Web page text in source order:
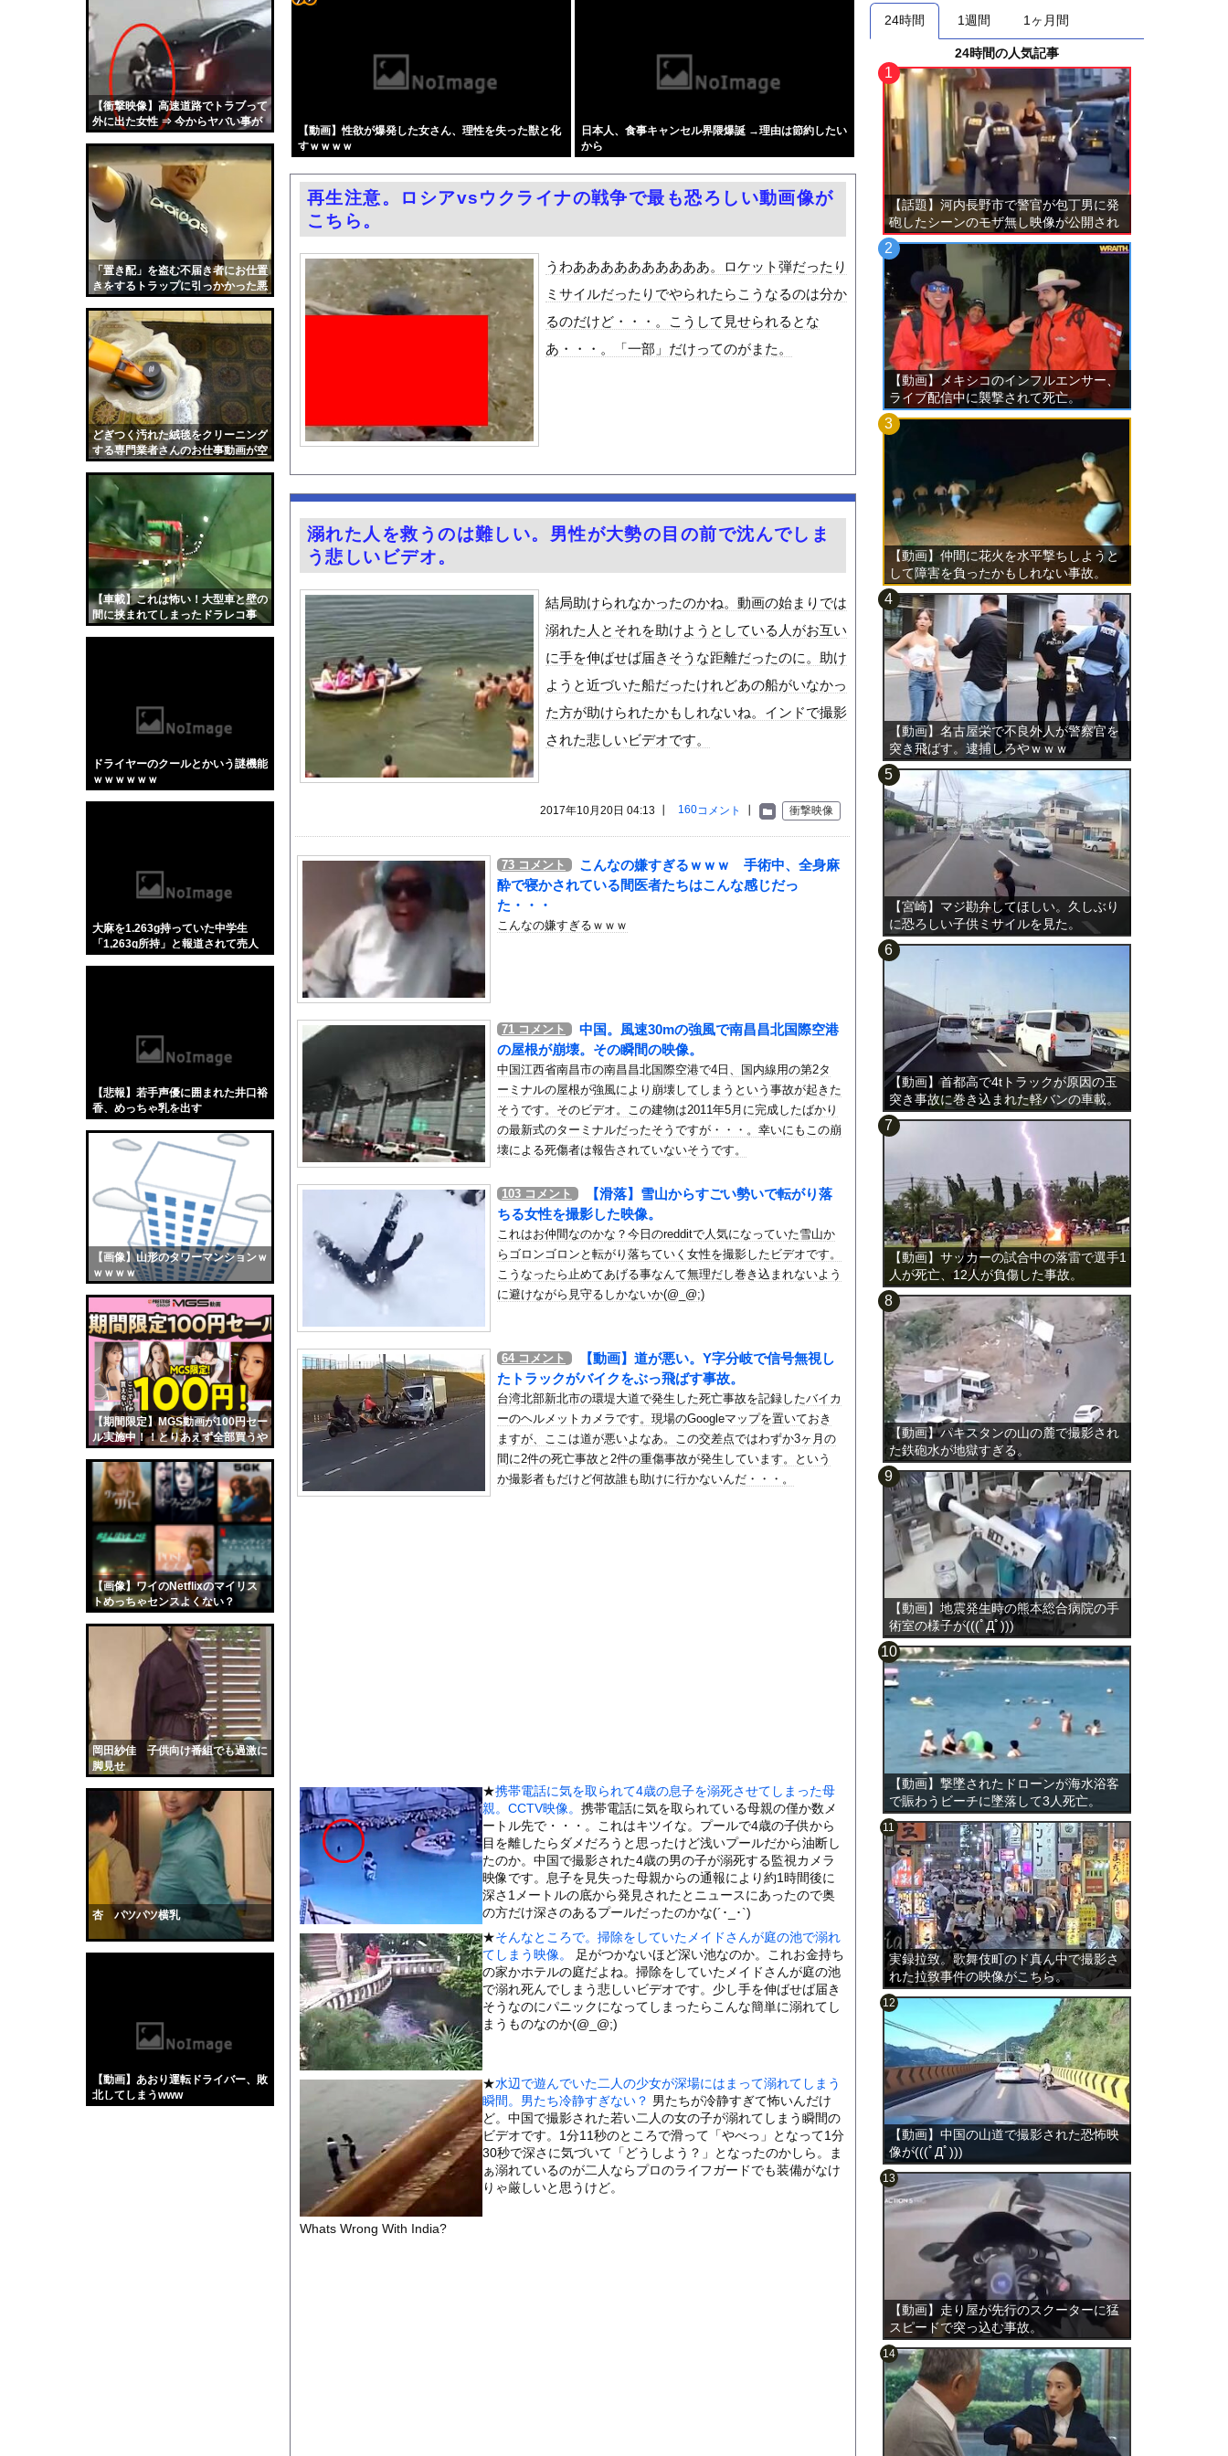
【衝撃映像】高速道路でトラブって
外に出た女性 ⇒ 今からヤバい事が
「置き配」を盗む不届き者にお仕置
きをするトラップに引っかかった悪
どぎつく汚れた絨毯をクリーニング
する専門業者さんのお仕事動画が空
【車載】これは怖い！大型車と壁の
間に挟まれてしまったドラレコ事
ドライヤーのクールとかいう謎機能
ｗｗｗｗｗｗ
大麻を1.263g持っていた中学生
「1,263g所持」と報道されて売人
【悲報】若手声優に囲まれた井口裕
香、めっちゃ乳を出す
【画像】山形のタワーマンションｗ
ｗｗｗｗ
【期間限定】MGS動画が100円セー
ル実施中！！とりあえず全部買うや
【画像】ワイのNetflixのマイリス
トめっちゃセンスよくない？
岡田紗佳 子供向け番組でも過激に
脚見せ
杏 パツパツ横乳
【動画】あおり運転ドライバー、敗
北してしまうwww
米国、韓国防衛に核持ち出すか…中ロに備え「短距離戦術核」を検討！
【熊本地震】毎日新聞の記者「死傷者の情報を教えて！」 → 企業「個人情報は控えます！...
【動画】広島記念公園を追い出された左翼さん、流石にキモすぎて炎上
嫁がいる前で半ケツ見せて不倫を誘う保育士の永野紬さん
【速報】巨人、高梨、不倫…
れいわ新選組の新党名は「いのちの党」 旧グッズ半額で販売 どうなる秘書給与疑惑
エロ漫画『ムラムラOLさんは飛行機の中でも性欲を満たしたい』をrawやhitomiを...
【動画】若手女優「兄とセ○クスシーンするんですか？分かりました…」
渡邊渚さん「私がPTSDと診断された当時、世間はまだPTSDという言葉は浸透されてい...
職場の人妻と不倫をして、ついに、、、
中国「台風接近！」台風13号「三峡直撃予測」中国「上流大洪水！（三峡上流」中国都市「...
韓国国会、サッカー前代表監督を追及「なぜ負けたのか」
日本旅行キャンセルすべきか…1万年ぶり史上最大級の火山の兆し＝韓国の反応
うちのネコが目の前にいた。私が上に物を投げるフリをする → 猫はこうなります…
政府「増税」敵「増税すんな！増税メガネ！」→政府「減税」敵「減税すんな！社会保障どう...
【画像】BOMBの表紙が甲斐キャノン！
結局さ、車のエンジンってどこにあるのが正解なんだよ！
古旗笑佳アナ 巨乳、横乳！！【GIF動画あり】
【緊急】つけ麺WWWWWWWWWWWWWWWWWWWWWW
【悲報】「果糖」が「がん転移」を促すと判明
一般人を遥かに超えた最高のIcupを持つ超一般人がAVデビュー！！
熊本地震で居酒屋から温泉が湧き出るｗｗｗｗｗ
【昆虫食】食用コオロギビジネスで破産したグリラス社長 みんなにコオロギ食を広める為に...
『Re：ゼロから始める異世界生活』60話感想 氷上のバトル！レグルスの権能とは！
【画像】キス釣りするんや
【Xの車窓から】オービスかと思ったら野生の炊飯器で草 ほか
【ポロリ悲話】ネットで拡散してるおっぱいポロリ動画、何故か叩かれる・・・
【衝撃】「かわいい虫」ランキング、ついに発表される
ジャンポケ斎藤と代理人のやりとり、「地獄すぎて完全にコントになってる……」と衝撃を受...
息子が、何をやらせても平均以上にいけない。何の期待も楽しみもない子育てがしんどくて....
【驚愕】最近の美女が凄すぎるｗｗｗｗ「結婚すべき女の特徴」がこちら…
まんがタイムきらら2026年9月号が発売、「好都合セミフレンド」は次回で最終回に
【セ順位】虎=兎-====//====燕星===竜=鯉【8/7】他
海外「全部日本の真似だったのか…」 日本の普通のテレビ番組が最新SNSの数十年先を行...
【倉庫型陳列】熊本地震でコストコの商品落下「重く受け止めております」地震大国で「高積...
石破茂前総理「ウクライナが核放棄しなければロシア侵攻しなかった」！
【巨人】橋上監督代行「フォークをいいところに決められた」２安打完封負けのヤクルト奥川...
【スパロボ】インパクトやアルファ外伝くらいのバランス求む！！ → インパクトも最終的...
影山優佳「胸はできるだけ大きく見せたい」
ペレスとキャデラックF1の契約は2026年の1年のみ、2027年に向けてウィリアムズ...
【GIF動画】 宮城の可愛すぎるチアさん、甲子園で発見される
女性「レイプされました」検事「嘘では？」女性「傷ついたので訴えます」
？？？「ゲーム実況なんて誰でもできる」わい「ほーん」
【画像】おまえらくんの机がこの女の子の椅子にされてたらｗｗｗ
【画像】この女優さん、可愛すぎる
海外「日本よ、お前がナンバーワンだ」 熊本地震直後の日本の対応のスピードに世界が衝撃
勇気を出して白人美女にチン凸したアジア人短小男
、爆笑されてしまうｗｗｗ
10年もの間浮気してた嫁。まさかと思い長男のDNA鑑定をするがいいな？と問うと、元嫁...
ウクライナ侵攻以降、ロシア軍兵士のHIV感染が2000％急増…ウクライナメディア！
【配信者】「金バエ」のSNS更新が1週間途絶え、様々な憶測が飛び交う。1週間ぶりの投...
【画像】女の子「危機管理フォーーーーム！！！」
コロナ禍を的中させた霊能者が見た2026年の予言 —— 渡航制限からUFO公開、イン...
【画像】小倉ゆうか(27)さん、7年ぶり『FRIDAY』表紙で神ボディ大解放
全く泳げない人がウォータースライダーをやるとこうなる
【動画】サーフィンでチューブライディング、チューブの中からの映像が凄い
【黒歴史】こういう昔の大学ヤリサーの流出エロ動画（顔出し）が一番抜ける
韓国人「安貞桓が韓国代表に激怒！『惨憺たる結果、徹底的な刷新が必要だ』と監督や協会を...
ケンタッキーとか言う唐揚げ屋ｗｗｗｗｗ
【画像】このAVが性癖ブッ刺さりで精子ドクドク作られるわｗｗｗｗ
【悲報】味噌ラーメンで行列、出来ない
【中国】男の子が爆竹に点火 マンホールが爆発しふた吹き飛ぶ
【画像】伊藤舞雪とかいうＡＶ女優ｗｗｗｗｗｗｗｗｗｗw
【緊急】肛門にスティックのり入れたけど出てこないの！！
【動画】よく助けられたな。岐阜の川で外国人が溺れてしまう事故。
Powered by livedoor 相互RSS
1000mg
【動画】性欲が爆発した女さん、理性を失った獣と化
すｗｗｗｗ
日本人、食事キャンセル界隈爆誕 →理由は節約したい
から
自動
更新
ツー再生注意。ロシアvsウクライナの戦争で最も恐ろしい動画像が
こちら。
うわああああああああああ。ロケット弾だったり
ミサイルだったりでやられたらこうなるのは分か
るのだけど・・・。こうして見せられるとな
あ・・・。「一部」だけってのがまた。
溺れた人を救うのは難しい。男性が大勢の目の前で沈んでしま
う悲しいビデオ。
結局助けられなかったのかね。動画の始まりでは
溺れた人とそれを助けようとしている人がお互い
に手を伸ばせば届きそうな距離だったのに。助け
ようと近づいた船だったけれどあの船がいなかっ
た方が助けられたかもしれないね。インドで撮影
された悲しいビデオです。
衝撃映像
160コメント
2017年10月20日 04:13 ┃
73 コメント
こんなの嫌すぎるｗｗｗ 手術中、全身麻
酔で寝かされている間医者たちはこんな感じだっ
た・・・
こんなの嫌すぎるｗｗｗ
71 コメント
中国。風速30mの強風で南昌昌北国際空港
の屋根が崩壊。その瞬間の映像。
中国江西省南昌市の南昌昌北国際空港で4日、国内線用の第2タ
ーミナルの屋根が強風により崩壊してしまうという事故が起きた
そうです。そのビデオ。この建物は2011年5月に完成したばかり
の最新式のターミナルだったそうですが・・・。幸いにもこの崩
壊による死傷者は報告されていないそうです。
103 コメント
【滑落】雪山からすごい勢いで転がり落
ちる女性を撮影した映像。
これはお仲間なのかな？今日のredditで人気になっていた雪山か
らゴロンゴロンと転がり落ちていく女性を撮影したビデオです。
こうなったら止めてあげる事なんて無理だし巻き込まれないよう
に避けながら見守るしかないか(@_@;)
64 コメント
【動画】道が悪い。Y字分岐で信号無視し
たトラックがバイクをぶっ飛ばす事故。
台湾北部新北市の環堤大道で発生した死亡事故を記録したバイカ
ーのヘルメットカメラです。現場のGoogleマップを置いておき
ますが、ここは道が悪いよなあ。この交差点ではわずか3ヶ月の
間に2件の死亡事故と2件の重傷事故が発生しています。という
か撮影者もだけど何故誰も助けに行かないんだ・・・。
★携帯電話に気を取られて4歳の息子を溺死させてしまった母
親。CCTV映像。 携帯電話に気を取られている母親の僅か数メ
ートル先で・・・。これはキツイな。プールで4歳の子供から
目を離したらダメだろうと思ったけど浅いプールだから油断し
たのか。中国で撮影された4歳の男の子が溺死する監視カメラ
映像です。息子を見失った母親からの通報により約1時間後に
深さ1メートルの底から発見されたとニュースにあったので奥
の方だけ深さのあるプールだったのかな(´･_･`)
★そんなところで。掃除をしていたメイドさんが庭の池で溺れ
てしまう映像。
足がつかないほど深い池なのか。これお金持ち
の家かホテルの庭だよね。掃除をしていたメイドさんが庭の池
で溺れ死んでしまう悲しいビデオです。少し手を伸ばせば届き
そうなのにパニックになってしまったらこんな簡単に溺れてし
まうものなのか(@_@;)
★水辺で遊んでいた二人の少女が深場にはまって溺れてしまう
瞬間。男たち冷静すぎない？ 男たちが冷静すぎて怖いんだけ
ど。中国で撮影された若い二人の女の子が溺れてしまう瞬間の
ビデオです。1分11秒のところで滑って「やべっ」となって1分
30秒で深さに気づいて「どうしよう？」となったのかしら。ま
ぁ溺れているのが二人ならプロのライフガードでも装備がなけ
りゃ厳しいと思うけど。
Whats Wrong With India?
24時間 1週間 1ヶ月間
24時間の人気記事
【話題】河内長野市で警官が包丁男に発
砲したシーンのモザ無し映像が公開され
る。
【動画】メキシコのインフルエンサー、
ライブ配信中に襲撃されて死亡。
【動画】仲間に花火を水平撃ちしようと
して障害を負ったかもしれない事故。
【動画】名古屋栄で不良外人が警察官を
突き飛ばす。逮捕しろやｗｗｗ
【宮崎】マジ勘弁してほしい。久しぶり
に恐ろしい子供ミサイルを見た。
【動画】首都高で4tトラックが原因の玉
突き事故に巻き込まれた軽バンの車載。
【動画】サッカーの試合中の落雷で選手1
人が死亡、12人が負傷した事故。
【動画】パキスタンの山の麓で撮影され
た鉄砲水が地獄すぎる。
【動画】地震発生時の熊本総合病院の手
術室の様子が(((ﾟДﾟ)))
【動画】撃墜されたドローンが海水浴客
で賑わうビーチに墜落して3人死亡。
実録拉致。歌舞伎町のド真ん中で撮影さ
れた拉致事件の映像がこちら。
【動画】中国の山道で撮影された恐怖映
像が(((ﾟДﾟ)))
【動画】走り屋が先行のスクーターに猛
スピードで突っ込む事故。